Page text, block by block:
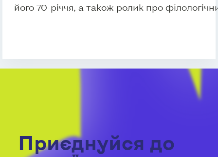
його 70-річчя, а також ролик про
Приєднуйся до